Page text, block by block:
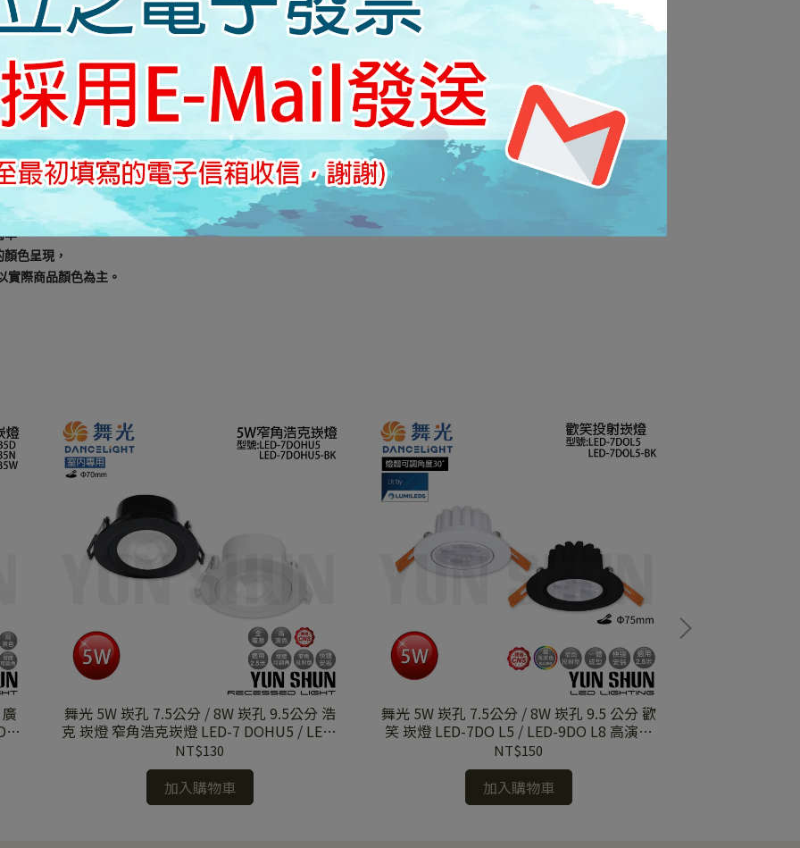
準。
色呈現，
實際商品顏色為主。
舞光 5W 崁孔 7.5公分 / 8W 崁孔 9.5公分 浩
克 崁燈 窄角浩克崁燈 LED-7 DOHU5 / LED-
9 DOHU8
NT$130
加入購物車
舞光 5W 崁孔 7.5公分 / 8W 崁孔 9.5 公分 歡
笑 崁燈 LED-7DO L5 / LED-9DO L8 高演色
性．三色溫選擇．內藏驅動器．可調角照明
NT$150
加入購物車